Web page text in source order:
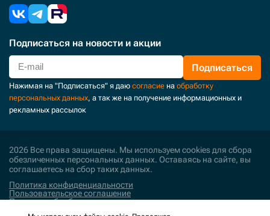
Подписаться на новости и акции
Подписаться
Нажимая на "Подписаться" я даю согласие на обработку
персональных данных, а так же на получение информационных и
рекламных рассылок
2026 Все права защищены. Мы используем cookies для сбора
обезличенных персональных данных. Оставаясь на сайте, вы
соглашаетесь на сбор таких данных.
Политика конфиденциальности
Пользовательское соглашение
Политика обработки персональных данных